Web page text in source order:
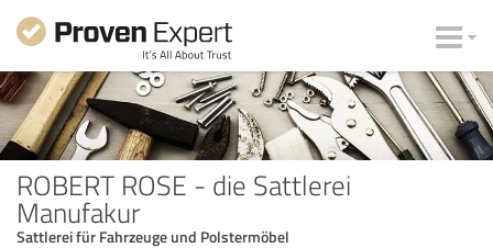
ROBERT ROSE - die Sattlerei
Manufakur
Sattlerei für Fahrzeuge und Polstermöbel